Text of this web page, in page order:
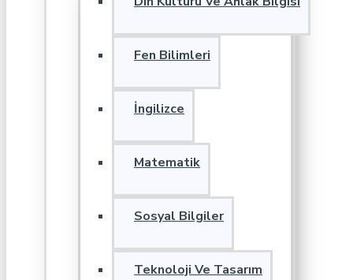
Fen Bilimleri
İngilizce
Matematik
Sosyal Bilgiler
Teknoloji Ve Tasarım